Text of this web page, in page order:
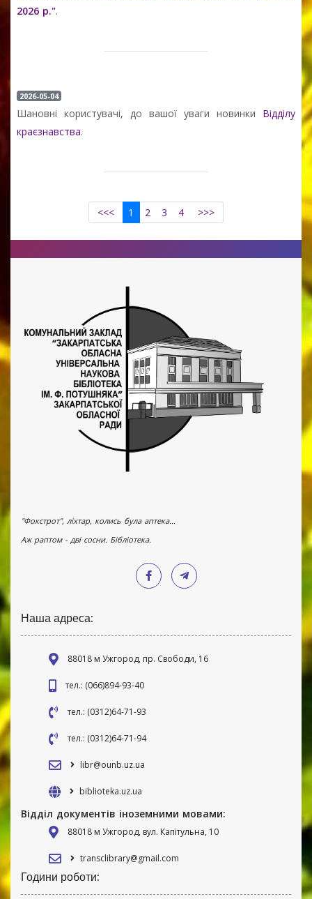
2026 р.".
2026-05-04
Шановні користувачі, до вашої уваги новинки Відділу
краєзнавства.
<<< 1 2 3 4 >>>
"Фокстрот", ліхтар, колись була аптека...
Аж раптом - дві сосни. Бібліотека.
Наша адреса:
88018 м Ужгород, пр. Свободи, 16
тел.: (066)894-93-40
тел.: (0312)64-71-93
тел.: (0312)64-71-94
libr@ounb.uz.ua
biblioteka.uz.ua
Відділ документів іноземними мовами:
88018 м Ужгород, вул. Капітульна, 10
transclibrary@gmail.com
Години роботи: